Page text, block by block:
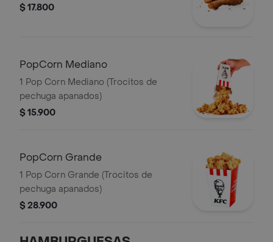
$ 17.800
PopCorn Mediano
1 Pop Corn Mediano (Trocitos de
pechuga apanados)
$ 15.900
PopCorn Grande
1 Pop Corn Grande (Trocitos de
pechuga apanados)
$ 28.900